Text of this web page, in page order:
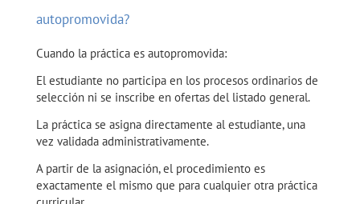
autopromovida?
Cuando la práctica es autopromovida:
El estudiante no participa en los procesos ordinarios de
selección ni se inscribe en ofertas del listado general.
La práctica se asigna directamente al estudiante, una
vez validada administrativamente.
A partir de la asignación, el procedimiento es
exactamente el mismo que para cualquier otra práctica